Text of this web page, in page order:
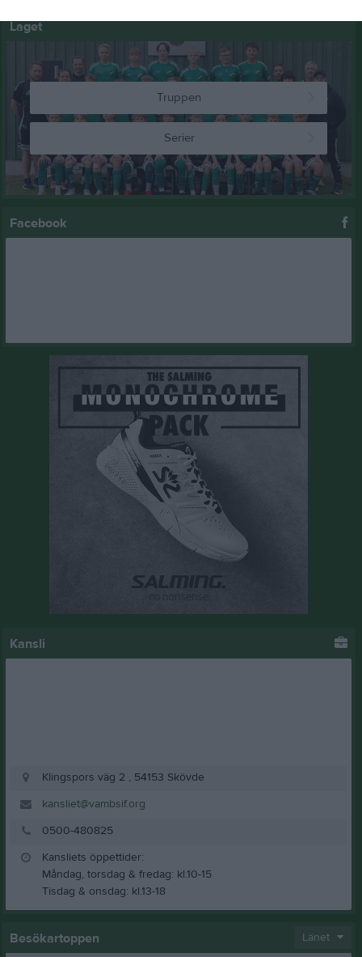
Laget
Truppen
Serier
Facebook
Kansli
Klingspors väg 2 , 54153 Skövde
kansliet@vambsif.org
0500-480825
Kansliets öppettider:
Måndag, torsdag & fredag: kl.10-15
Tisdag & onsdag: kl.13-18
Besökartoppen Länet